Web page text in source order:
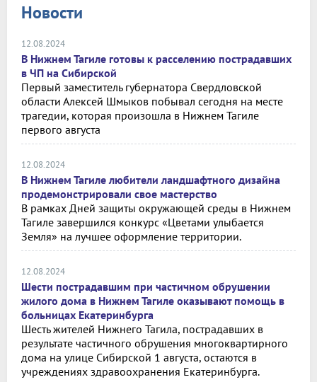
Новости
12.08.2024
В Нижнем Тагиле готовы к расселению пострадавших
в ЧП на Сибирской
Первый заместитель губернатора Свердловской
области Алексей Шмыков побывал сегодня на месте
трагедии, которая произошла в Нижнем Тагиле
первого августа
12.08.2024
В Нижнем Тагиле любители ландшафтного дизайна
продемонстрировали свое мастерство
В рамках Дней защиты окружающей среды в Нижнем
Тагиле завершился конкурс «Цветами улыбается
Земля» на лучшее оформление территории.
12.08.2024
Шести пострадавшим при частичном обрушении
жилого дома в Нижнем Тагиле оказывают помощь в
больницах Екатеринбурга
Шесть жителей Нижнего Тагила, пострадавших в
результате частичного обрушения многоквартирного
дома на улице Сибирской 1 августа, остаются в
учреждениях здравоохранения Екатеринбурга.